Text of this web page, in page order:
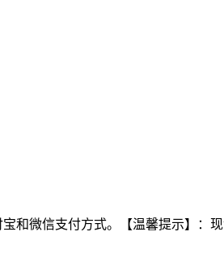
和微信支付方式。【温馨提示】：